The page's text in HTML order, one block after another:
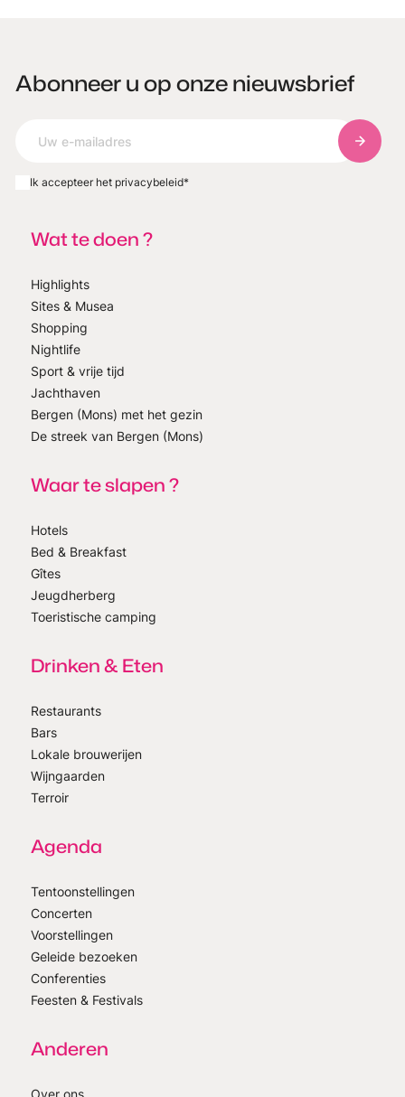
Abonneer u op onze nieuwsbrief
Ik accepteer het privacybeleid*
Wat te doen ?
Highlights
Sites & Musea
Shopping
Nightlife
Sport & vrije tijd
Jachthaven
Bergen (Mons) met het gezin
De streek van Bergen (Mons)
Waar te slapen ?
Hotels
Bed & Breakfast
Gîtes
Jeugdherberg
Toeristische camping
Drinken & Eten
Restaurants
Bars
Lokale brouwerijen
Wijngaarden
Terroir
Agenda
Tentoonstellingen
Concerten
Voorstellingen
Geleide bezoeken
Conferenties
Feesten & Festivals
Anderen
Over ons